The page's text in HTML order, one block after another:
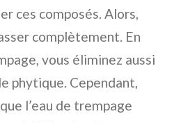
ces composés. Alors,
complètement. En
vous éliminez aussi
phytique. Cependant,
l’eau de trempage